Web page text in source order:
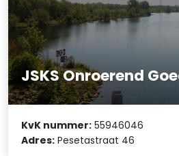
JSKS Onroerend
KvK nummer: 55946046
Adres: Pesetastraat 46